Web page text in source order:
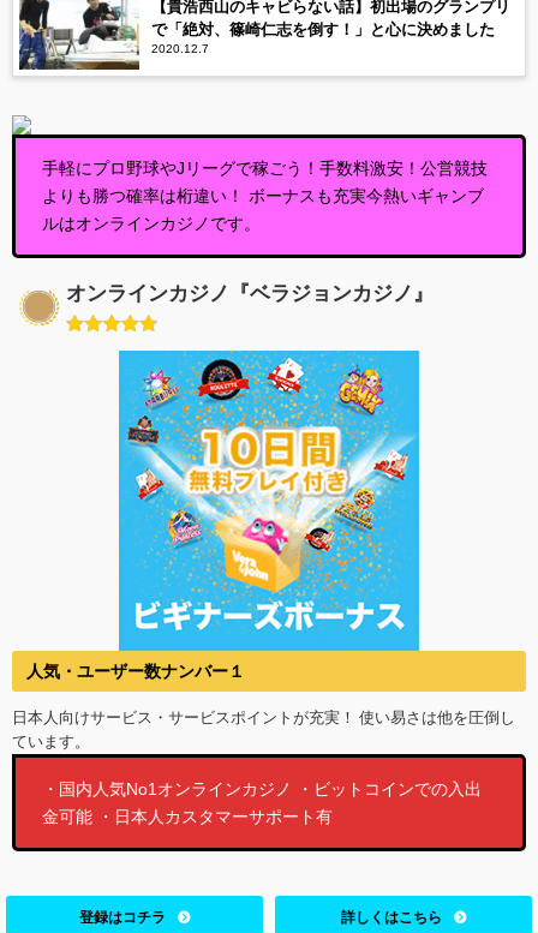
【貴浩西山のキャビらない話】初出場のグランプリ
で「絶対、篠崎仁志を倒す！」と心に決めました
2020.12.7
手軽にプロ野球やJリーグで稼ごう！手数料激安！公営競技
よりも勝つ確率は桁違い！ ボーナスも充実今熱いギャンブ
ルはオンラインカジノです。
オンラインカジノ『ベラジョンカジノ』
人気・ユーザー数ナンバー１
日本人向けサービス・サービスポイントが充実！ 使い易さは他を圧倒し
ています。
・国内人気No1オンラインカジノ ・ビットコインでの入出
金可能 ・日本人カスタマーサポート有
登録はコチラ 詳しくはこちら